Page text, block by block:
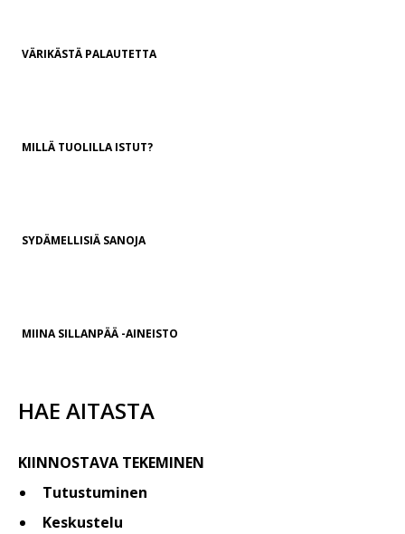
VÄRIKÄSTÄ PALAUTETTA
MILLÄ TUOLILLA ISTUT?
SYDÄMELLISIÄ SANOJA
MIINA SILLANPÄÄ -AINEISTO
HAE AITASTA
KIINNOSTAVA TEKEMINEN
Tutustuminen
Keskustelu